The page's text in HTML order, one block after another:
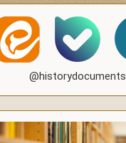
@historydocuments